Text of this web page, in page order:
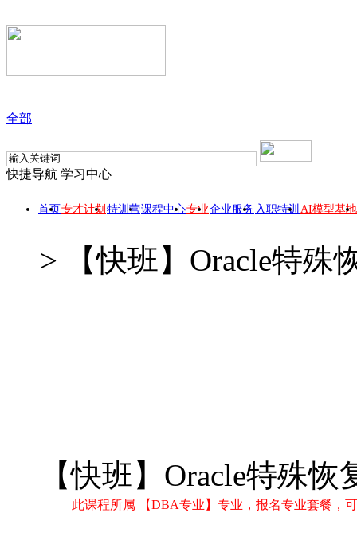
全部
快捷导航 学习中心
首页专才计划 特训营课程中心专业企业服务 入职特训 AI模型基地
> 【快班】Oracle特
【快班】Oracle特殊
此课程所属 【DBA专业】专业，报名专业套餐，